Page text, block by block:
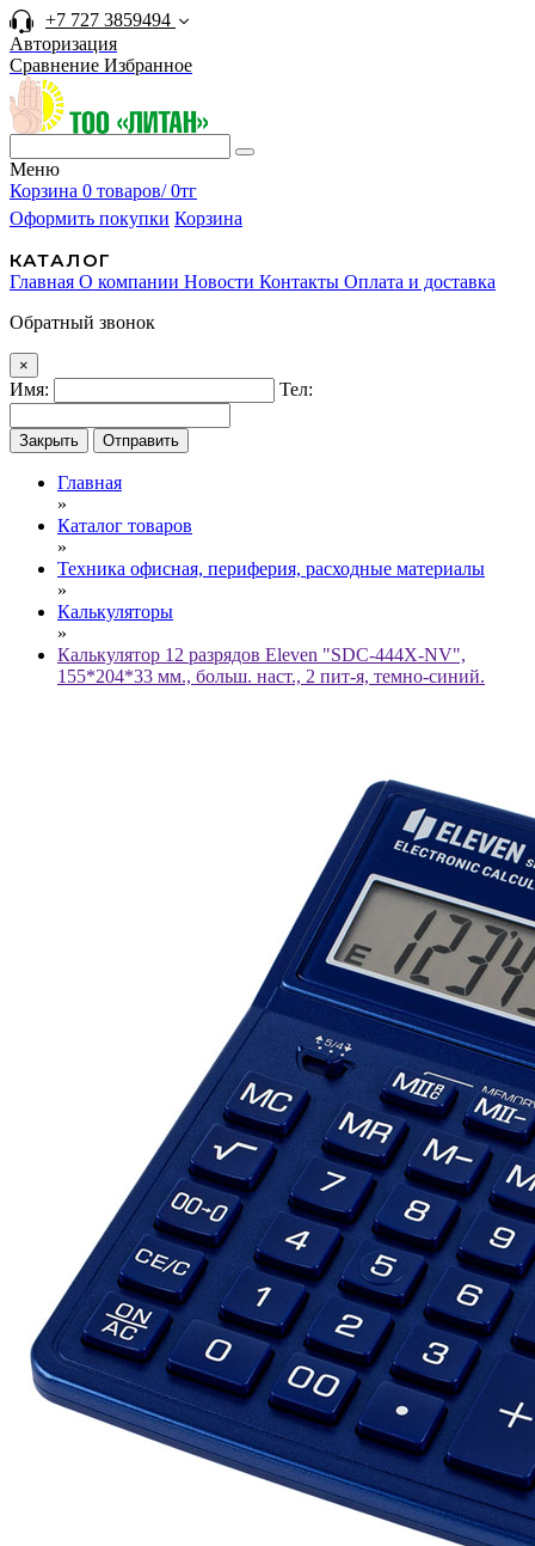
+7 727 3859494
Авторизация
Сравнение Избранное
Меню
Корзина 0 товаров/ 0тг
Оформить покупки Корзина
КАТАЛОГ
Главная О компании Новости Контакты Оплата и доставка
Обратный звонок
×
Имя: Тел:
Закрыть Отправить
Главная
»
Каталог товаров
»
Техника офисная, периферия, расходные материалы
»
Калькуляторы
»
Калькулятор 12 разрядов Eleven "SDC-444X-NV",
155*204*33 мм., больш. наст., 2 пит-я, темно-синий.